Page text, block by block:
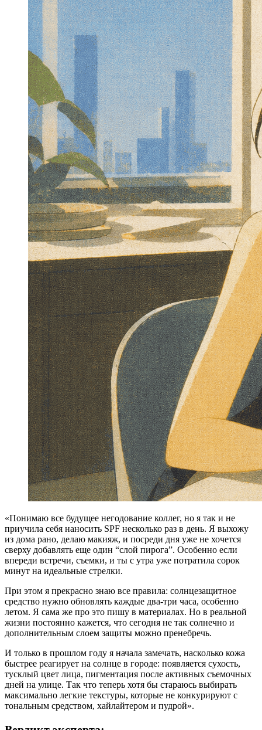
«Понимаю все будущее негодование коллег, но я так и не
приучила себя наносить SPF несколько раз в день. Я выхожу
из дома рано, делаю макияж, и посреди дня уже не хочется
сверху добавлять еще один “слой пирога”. Особенно если
впереди встречи, съемки, и ты с утра уже потратила сорок
минут на идеальные стрелки.
При этом я прекрасно знаю все правила: солнцезащитное
средство нужно обновлять каждые два-три часа, особенно
летом. Я сама же про это пишу в материалах. Но в реальной
жизни постоянно кажется, что сегодня не так солнечно и
дополнительным слоем защиты можно пренебречь.
И только в прошлом году я начала замечать, насколько кожа
быстрее реагирует на солнце в городе: появляется сухость,
тусклый цвет лица, пигментация после активных съемочных
дней на улице. Так что теперь хотя бы стараюсь выбирать
максимально легкие текстуры, которые не конкурируют с
тональным средством, хайлайтером и пудрой».